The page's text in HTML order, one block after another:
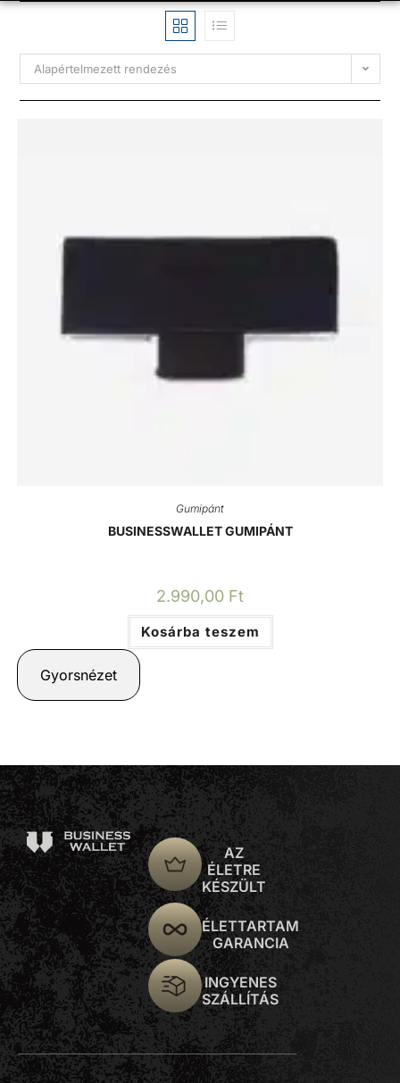
Alapértelmezett rendezés
Gumipánt
BUSINESSWALLET GUMIPÁNT
2.990,00 Ft
Kosárba teszem
Gyorsnézet
AZ
ÉLETRE
KÉSZÜLT
ÉLETTARTAM
GARANCIA
INGYENES
SZÁLLÍTÁS